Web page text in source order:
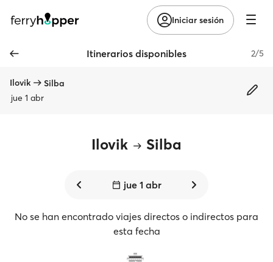
Iniciar sesión
Itinerarios disponibles 2/5
Ilovik
Silba
jue 1 abr
Ilovik Silba
jue 1 abr
No se han encontrado viajes directos o indirectos para
esta fecha